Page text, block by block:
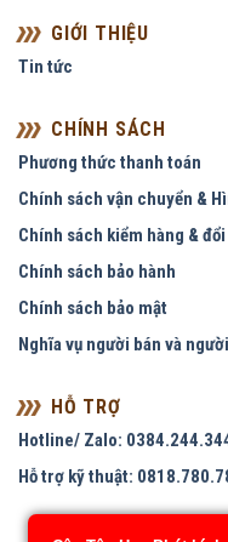
GIỚI THIỆU
Tin tức
CHÍNH SÁCH
Phương thức thanh toán
Chính sách vận chuyển &
Chính sách kiểm hàng &
Chính sách bảo hành
Chính sách bảo mật
Nghĩa vụ người bán và
HỖ TRỢ
Hotline/ Zalo:
Hỗ trợ kỹ thuật: